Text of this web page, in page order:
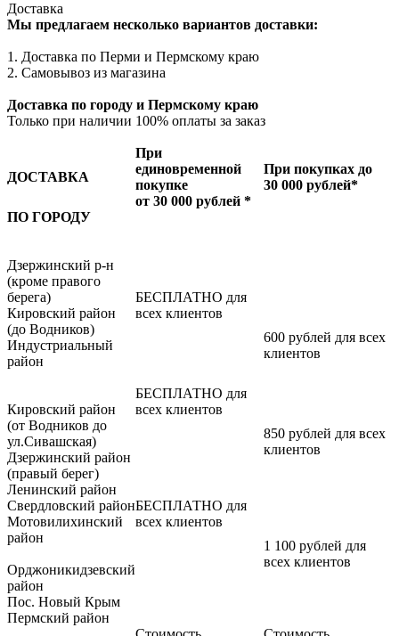
Доставка
Мы предлагаем несколько вариантов доставки:
1. Доставка по Перми и Пермскому краю
2. Самовывоз из магазина
Доставка по городу и Пермскому краю
Только при наличии 100% оплаты за заказ
ДОСТАВКА
При
единовременной
покупке
от 30 000 рублей *
При покупках до
30 000 рублей*
ПО ГОРОДУ
Дзержинский р-н
(кроме правого
берега)
Кировский район
(до Водников)
Индустриальный
район
Кировский район
(от Водников до
ул.Сивашская)
Дзержинский район
(правый берег)
Ленинский район
Свердловский район
Мотовилихинский
район
Орджоникидзевский
район
Пос. Новый Крым
Пермский район
БЕСПЛАТНО для
всех клиентов
БЕСПЛАТНО для
всех клиентов
БЕСПЛАТНО для
всех клиентов
600 рублей для всех
клиентов
850 рублей для всех
клиентов
1 100 рублей для
всех клиентов